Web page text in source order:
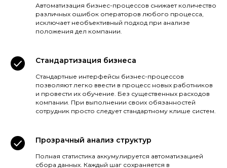
Автоматизация бизнес-процессов снижает количество
различных ошибок операторов любого процесса,
исключает необъективный подход при анализе
положения дел компании.
Стандартизация бизнеса
Стандартные интерфейсы бизнес-процессов
позволяют легко ввести в процесс новых работников
и провести их обучение. Без существенных расходов
компании. При выполнении своих обязанностей
сотрудник просто следует стандартному клише систем.
Прозрачный анализ структур
Полная статистика аккумулируется автоматизацией
сбора данных. Каждый шаг сохраняется в